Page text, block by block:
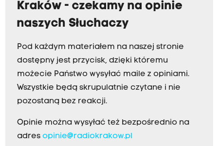
Kraków - czekamy na opinie
naszych Słuchaczy
Pod każdym materiałem na naszej stronie
dostępny jest przycisk, dzięki któremu
możecie Państwo wysyłać maile z opiniami.
Wszystkie będą skrupulatnie czytane i nie
pozostaną bez reakcji.
Opinie można wysyłać też bezpośrednio na
adres opinie@radiokrakow.pl